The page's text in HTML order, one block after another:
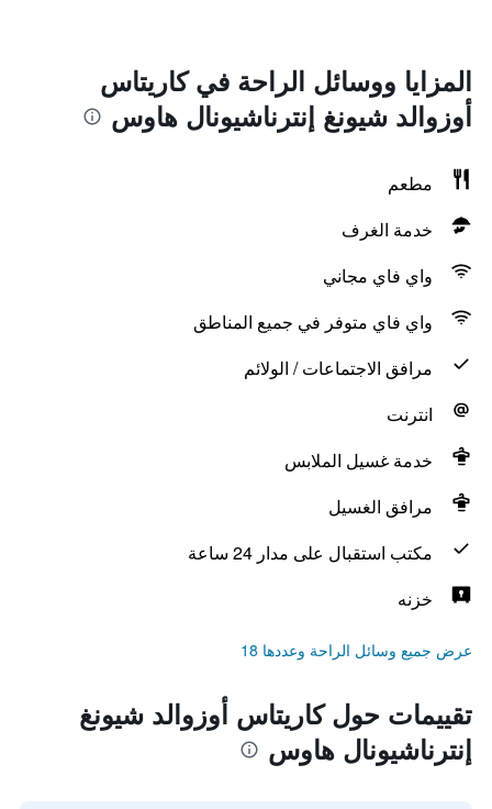
المزايا ووسائل الراحة في كاريتاس
أوزوالد شيونغ إنترناشيونال هاوس
مطعم
خدمة الغرف
واي فاي مجاني
واي فاي متوفر في جميع المناطق
مرافق الاجتماعات / الولائم
انترنت
خدمة غسيل الملابس
مرافق الغسيل
مكتب استقبال على مدار 24 ساعة
خزنه
عرض جميع وسائل الراحة وعددها 18
تقييمات حول كاريتاس أوزوالد شيونغ
إنترناشيونال هاوس